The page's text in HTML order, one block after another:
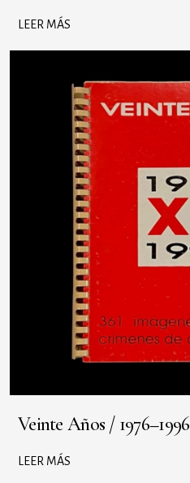
LEER MÁS
Veinte Años / 1976–1996
LEER MÁS